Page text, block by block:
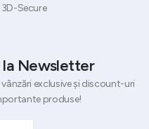
Secure
Newsletter
exclusive și discount-uri
produse!